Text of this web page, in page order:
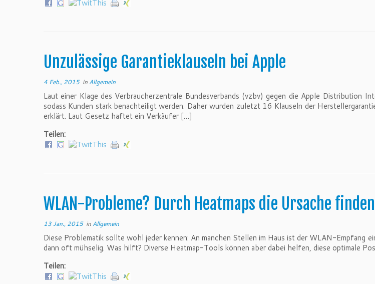
Unzulässige Garantieklauseln bei Apple
4 Feb., 2015in Allgemein
Laut einer Klage des Verbraucherzentrale Bundesverbands (vzbv) gegen die Apple Distribution
sodass Kunden stark benachteiligt werden. Daher wurden zuletzt 16 Klauseln der
erklärt. Laut Gesetz haftet ein Verkäufer […]
Teilen:
WLAN-Probleme? Durch Heatmaps die Ursache
13 Jan., 2015in Allgemein
Diese Problematik sollte wohl jeder kennen: An manchen Stellen im Haus ist der WLAN-Empfang
dann oft mühselig. Was hilft? Diverse Heatmap-Tools können aber dabei helfen, diese optimale
Teilen: